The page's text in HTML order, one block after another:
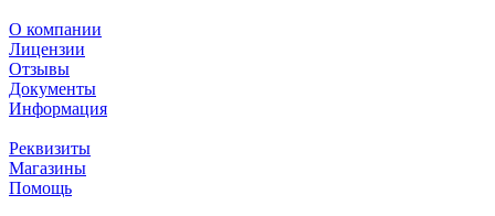
О компании
Лицензии
Отзывы
Документы
Информация
Реквизиты
Магазины
Помощь